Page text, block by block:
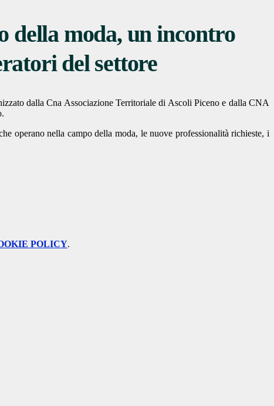
della moda, un incontro
del settore
dalla Cna Associazione Territoriale di Ascoli Piceno e dalla CNA
operano nella campo della moda, le nuove professionalità richieste, i
POLICY.